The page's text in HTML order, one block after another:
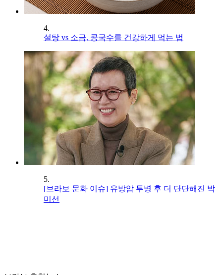
4.
설탕 vs 소금, 콩국수를 건강하게 먹는 법
5.
[브라보 문화 이슈] 유방암 투병 후 더 단단해진 박
미선